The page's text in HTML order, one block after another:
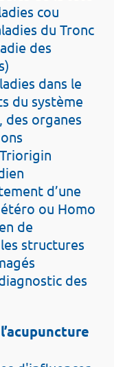
cou
du Tronc
des
dans le
du système
organes
d’une
ou Homo
de
structures
des